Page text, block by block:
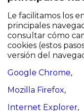
Le facilitamos los
principales
consultar cómo
cookies (estos
versión del
Google Chrome,
Mozilla Firefox,
Internet Explorer,